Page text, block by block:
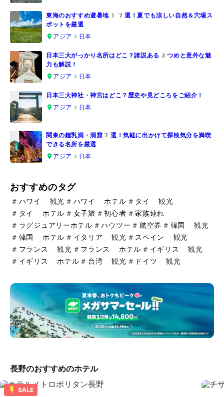
2
東海のおすすめ避暑地17選！夏でも涼しい自然＆穴場ス
ポットを厳選
アジア
日本
3
日本三大がっかり名所はどこ？諸説ある3つめと意外な魅
力も解説！
アジア
日本
4
日本三大神社・神宮はどこ？歴史や見どころをご紹介！
アジア
日本
5
関東の鍾乳洞・洞窟7選！気軽に出かけて探検気分を満喫
できる名所を厳選
アジア
日本
おすすめのタグ
# ハワイ 観光 # ハワイ ホテル # タイ 観光
# タイ ホテル # 女子旅 #初心者 #家族連れ
# ラグジュアリーホテル #ハウツー # 航空券 # 韓国 観光
# 韓国 ホテル # イタリア 観光 # スペイン 観光
# フランス 観光 # フランス ホテル # イギリス 観光
# イギリス ホテル # 台湾 観光 # ドイツ 観光
長野のおすすめのホテル